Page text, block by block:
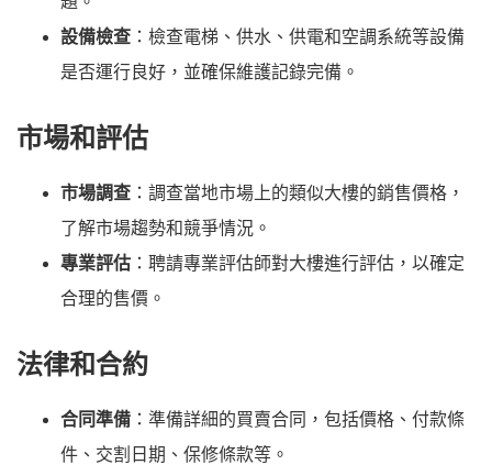
設備檢查 ：檢查電梯、供水、供電和空調系統等設備
是否運行良好，並確保維護記錄完備。
市場和評估
市場調查 ：調查當地市場上的類似大樓的銷售價格，
了解市場趨勢和競爭情況。
專業評估 ：聘請專業評估師對大樓進行評估，以確定
合理的售價。
法律和合約
合同準備 ：準備詳細的買賣合同，包括價格、付款條
件、交割日期、保修條款等。